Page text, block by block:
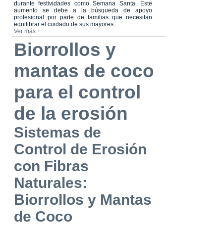
durante festividades como Semana Santa. Este
aumento se debe a la búsqueda de apoyo
profesional por parte de familias que necesitan
equilibrar el cuidado de sus mayores...
Ver más +
Biorrollos y
mantas de coco
para el control
de la erosión
Sistemas de
Control de Erosión
con Fibras
Naturales:
Biorrollos y Mantas
de Coco